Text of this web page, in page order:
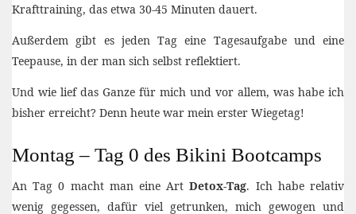
Krafttraining, das etwa 30-45 Minuten dauert.
Außerdem gibt es jeden Tag eine Tagesaufgabe und eine
Teepause, in der man sich selbst reflektiert.
Und wie lief das Ganze für mich und vor allem, was habe ich
bisher erreicht? Denn heute war mein erster Wiegetag!
Montag – Tag 0 des Bikini Bootcamps
An Tag 0 macht man eine ArtDetox-Tag. Ich habe relativ
wenig gegessen, dafür viel getrunken, mich gewogen und